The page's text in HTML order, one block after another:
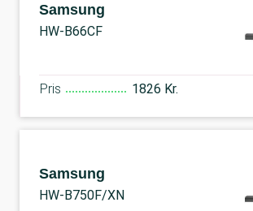
Samsung
HW-B66CF
Pris 1826 Kr.
Samsung
HW-B750F/XN